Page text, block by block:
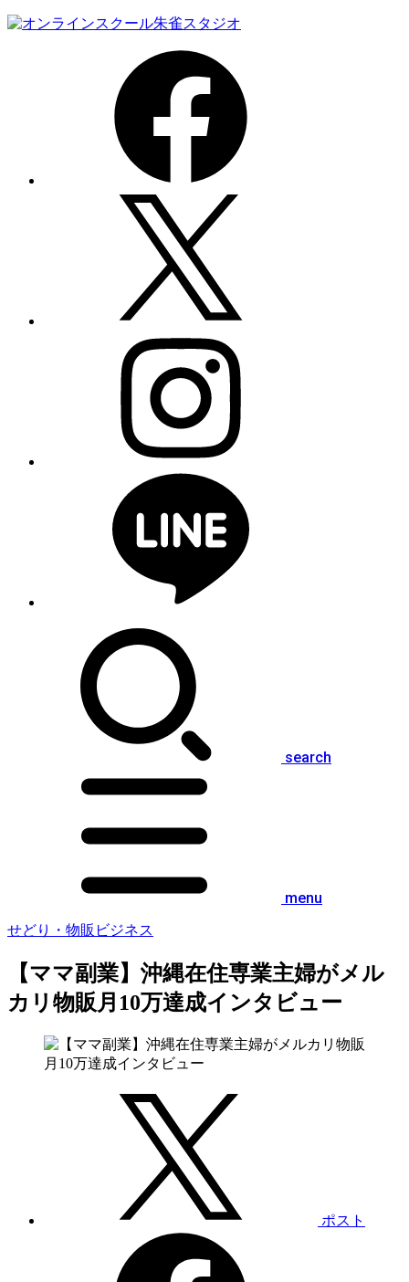
search
menu
せどり・物販ビジネス
【ママ副業】沖縄在住専業主婦がメル
カリ物販月10万達成インタビュー
ポスト